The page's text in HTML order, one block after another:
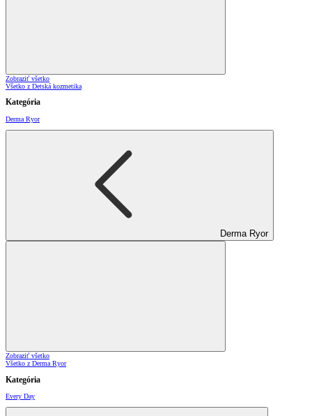
Zobraziť všetko
Všetko z Detská kozmetika
Kategória
Derma Ryor
Derma Ryor
Zobraziť všetko
Všetko z Derma Ryor
Kategória
Every Day